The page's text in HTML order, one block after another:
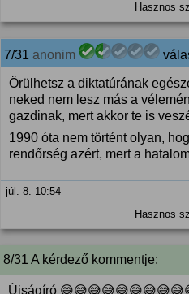
Hasznos
7/31 anonim
Örülhetsz a diktatúrának
neked nem lesz más a
gazdinak, mert akkor te is
1990 óta nem történt olyan,
rendőrség azért, mert a
júl. 8. 10:54
Hasznos
8/31 A kérdező kommentje:
Újságíró